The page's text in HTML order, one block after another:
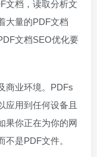
文档，读取分析文
大量的PDF文档
文档SEO优化要
商业环境。PDFs
应用到任何设备且
果你正在为你的网
是PDF文件。